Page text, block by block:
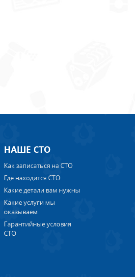
НАШЕ СТО
Как записаться на СТО
Где находится СТО
Какие детали вам нужны
Какие услуги мы
оказываем
Гарантийные условия
СТО